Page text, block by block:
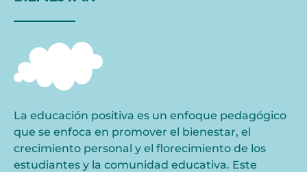
La educación positiva es un enfoque pedagógico
que se enfoca en promover el bienestar, el
crecimiento personal y el florecimiento de los
estudiantes y la comunidad educativa. Este